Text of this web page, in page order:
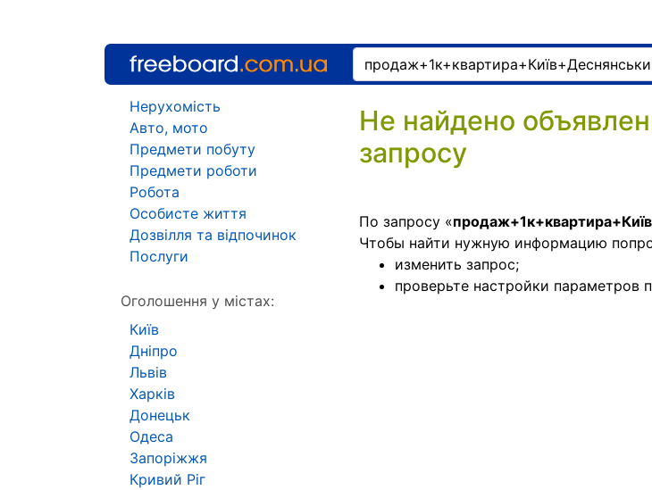
Не найдено
запросу
По запросу «
Чтобы найти нужную информацию
изменить запрос;
проверьте настройки параметров
Нерухомість
Авто, мото
Предмети побуту
Предмети роботи
Робота
Особисте життя
Дозвілля та відпочинок
Послуги
Оголошення у містах:
Київ
Дніпро
Львів
Харків
Донецьк
Одеса
Запоріжжя
Кривий Ріг